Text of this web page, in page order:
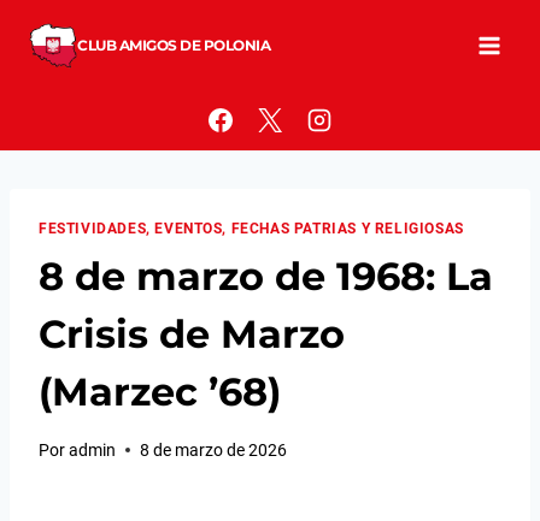
CLUB AMIGOS DE POLONIA
FESTIVIDADES, EVENTOS, FECHAS PATRIAS Y RELIGIOSAS
8 de marzo de 1968: La
Crisis de Marzo
(Marzec ’68)
Poradmin 8 de marzo de 2026